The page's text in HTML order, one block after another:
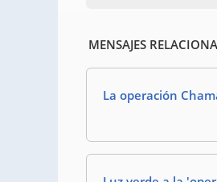
MENSAJES
La operación